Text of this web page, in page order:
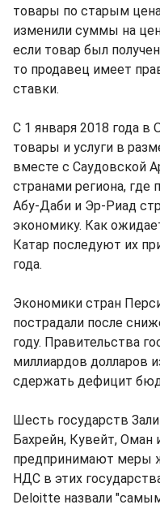
товары по старым
изменили суммы на
если товар был
то продавец имеет
ставки.
С 1 января 2018 года
товары и услуги в
вместе с Саудовской
странами региона,
Абу-Даби и Эр-Риад
экономику. Как
Катар последуют их
года.
Экономики стран
пострадали после
году. Правительства
миллиардов долларов
сдержать дефицит
Шесть государств
Бахрейн, Кувейт, Оман
предпринимают меры
НДС в этих
Deloitte назвали